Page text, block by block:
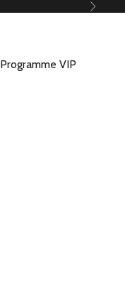
Suivant
Programme VIP